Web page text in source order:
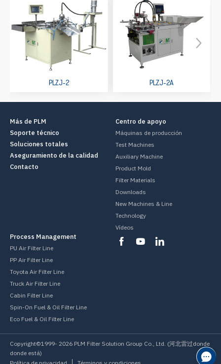
PLZJ-2 PLZJ-2A
Process Management
PU Air Filter Line
PP Air Filter Line
Toyota Air Filter Line
Truck Air Filter Line
Cabin Filter Line
Spin-On Fuel & Oil Filter Line
Eco Fuel & Oil Filter Line
Centro de apoyo
Máquinas de producción
Test Machines
Auxiliary Machine
Product Mold
Filter Materials
Downloads
New Machines & Line
Technology
Vídeos
Más de PLM
Soporte técnico
Soluciones totales
Aseguramiento de la calidad
Contacto
Copyright©1999- 2026 PLM Filter Solution Group Co., Ltd. (河北雷过donde
donde está)